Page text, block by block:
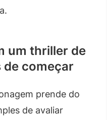
um thriller de
de começar
prende do
de avaliar